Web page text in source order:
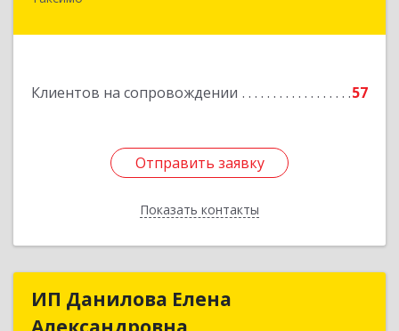
Клиентов на сопровождении 57
Отправить заявку
Показать контакты
Отправить заявку
Назад
ИП Данилова ЕленаИП Данилова Елена